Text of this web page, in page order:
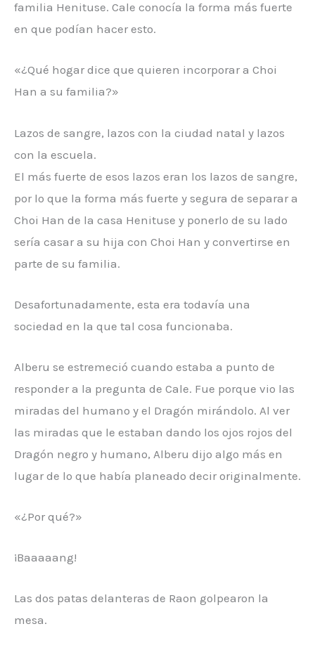
familia Henituse. Cale conocía la forma más fuerte
en que podían hacer esto.
«¿Qué hogar dice que quieren incorporar a Choi
Han a su familia?»
Lazos de sangre, lazos con la ciudad natal y lazos
con la escuela.
El más fuerte de esos lazos eran los lazos de sangre,
por lo que la forma más fuerte y segura de separar a
Choi Han de la casa Henituse y ponerlo de su lado
sería casar a su hija con Choi Han y convertirse en
parte de su familia.
Desafortunadamente, esta era todavía una
sociedad en la que tal cosa funcionaba.
Alberu se estremeció cuando estaba a punto de
responder a la pregunta de Cale. Fue porque vio las
miradas del humano y el Dragón mirándolo. Al ver
las miradas que le estaban dando los ojos rojos del
Dragón negro y humano, Alberu dijo algo más en
lugar de lo que había planeado decir originalmente.
«¿Por qué?»
¡Baaaaang!
Las dos patas delanteras de Raon golpearon la
mesa.